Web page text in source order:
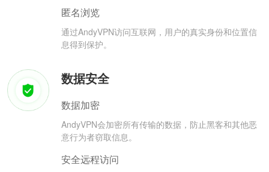
匿名浏览
通过AndyVPN访问互联网，用户的真实身份和位置信
息得到保护。
数据安全
数据加密
AndyVPN会加密所有传输的数据，防止黑客和其他恶
意行为者窃取信息。
安全远程访问